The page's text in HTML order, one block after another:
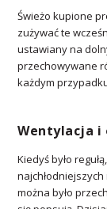
Świeżo kupione
zużywać te
ustawiany na
przechowywane
każdym
Wentylacja i
Kiedyś było
można było